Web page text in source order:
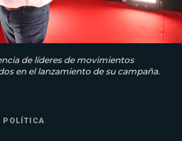
de líderes de movimientos
en el lanzamiento de su campaña.
POLÍTICA